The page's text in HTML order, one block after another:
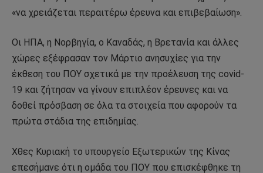
«να χρειάζεται περαιτέρω έρευνα και επιβεβαίωση».
Οι ΗΠΑ, η Νορβηγία, ο Καναδάς, η Βρετανία και άλλες
χώρες εξέφρασαν τον Μάρτιο ανησυχίες για την
έκθεση του ΠΟΥ σχετικά με την προέλευση της covid-
19 και ζήτησαν να γίνουν επιπλέον έρευνες και να
δοθεί πρόσβαση σε όλα τα στοιχεία που αφορούν τα
πρώτα στάδια της επιδημίας.
Χθες Κυριακή το υπουργείο Εξωτερικών της Κίνας
επεσήμανε ότι η ομάδα του ΠΟΥ που επισκέφθηκε τη